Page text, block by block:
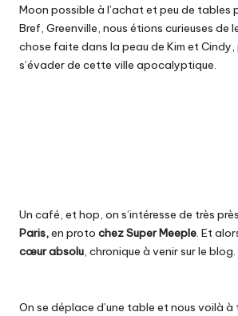
Moon possible à l’achat et peu de tables
Bref, Greenville, nous étions curieuses de
chose faite dans la peau de Kim et
s’évader de cette ville apocalyptique.
Un café, et hop, on s’intéresse de très
Paris,en proto chez Super Meeple. Et
cœur absolu, chronique à venir sur le blog.
On se déplace d’une table et nous voilà